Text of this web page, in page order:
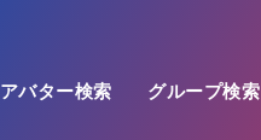
アバター検索 グループ検索